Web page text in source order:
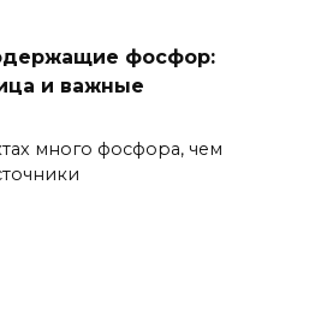
фосфор:
и важные
много фосфора, чем